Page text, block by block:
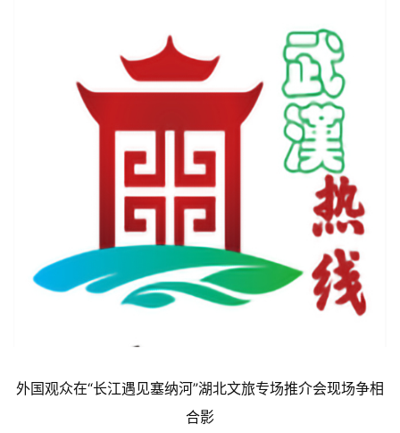
外国观众在“长江遇见塞纳河”湖北文旅专场推介会现场争相
合影